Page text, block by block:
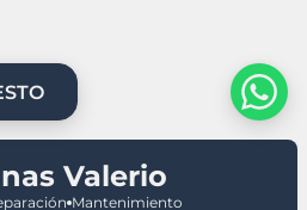
Valerio
Mantenimiento